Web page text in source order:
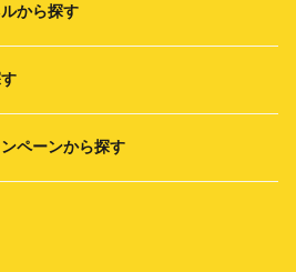
から探す
ペーンから探す